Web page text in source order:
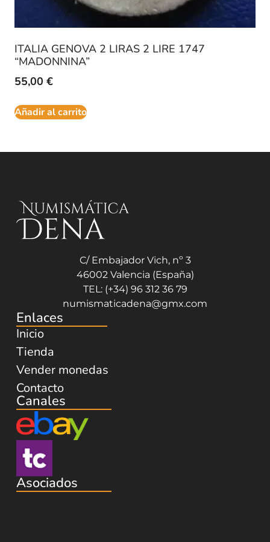
ITALIA GENOVA 2 LIRAS 2 LIRE 1747
“MADONNINA”
55,00 €
Añadir al carrito
C/ Embajador Vich, nº 3
46002 Valencia (España)
TEL: (+34) 96 312 36 79
numismaticadena@gmx.com
Enlaces
Inicio
Tienda
Vender monedas
Contacto
Canales
Asociados